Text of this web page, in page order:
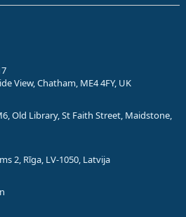
View, Chatham, ME4 4FY, UK
Old Library, St Faith Street, Maidstone,
2, Rīga, LV-1050, Latvija